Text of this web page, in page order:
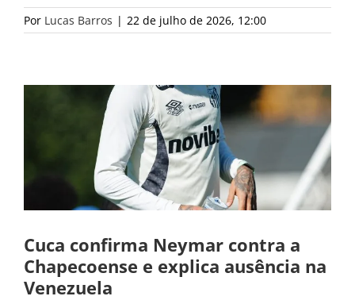
Por Lucas Barros | 22 de julho de 2026, 12:00
Cuca confirma Neymar contra a
Chapecoense e explica ausência na
Venezuela